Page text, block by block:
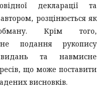
декларації та
розцінюється як
Крім того,
подання рукопису
та навмисне
що може поставити
висновків.